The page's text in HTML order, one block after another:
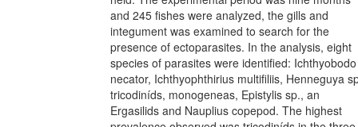
and 245 fishes were analyzed, the gills and
integument was examined to search for the
presence of ectoparasites. In the analysis, eight
species of parasites were identified: Ichthyobodo
necator, Ichthyophthirius multifiliis, Henneguya
tricodiníds, monogeneas, Epistylis sp., an
Ergasilids and Nauplius copepod. The highest